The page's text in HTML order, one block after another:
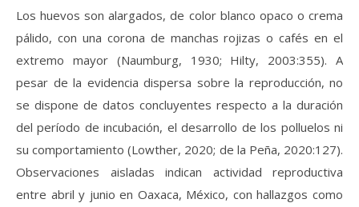
Los huevos son alargados, de color blanco opaco o crema
pálido, con una corona de manchas rojizas o cafés en el
extremo mayor (Naumburg, 1930; Hilty, 2003:355). A
pesar de la evidencia dispersa sobre la reproducción, no
se dispone de datos concluyentes respecto a la duración
del período de incubación, el desarrollo de los polluelos ni
su comportamiento (Lowther, 2020; de la Peña, 2020:127).
Observaciones aisladas indican actividad reproductiva
entre abril y junio en Oaxaca, México, con hallazgos como